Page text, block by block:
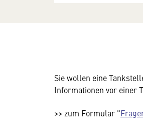
Sie wollen eine
Informationen vor einer
>> zum Formular "